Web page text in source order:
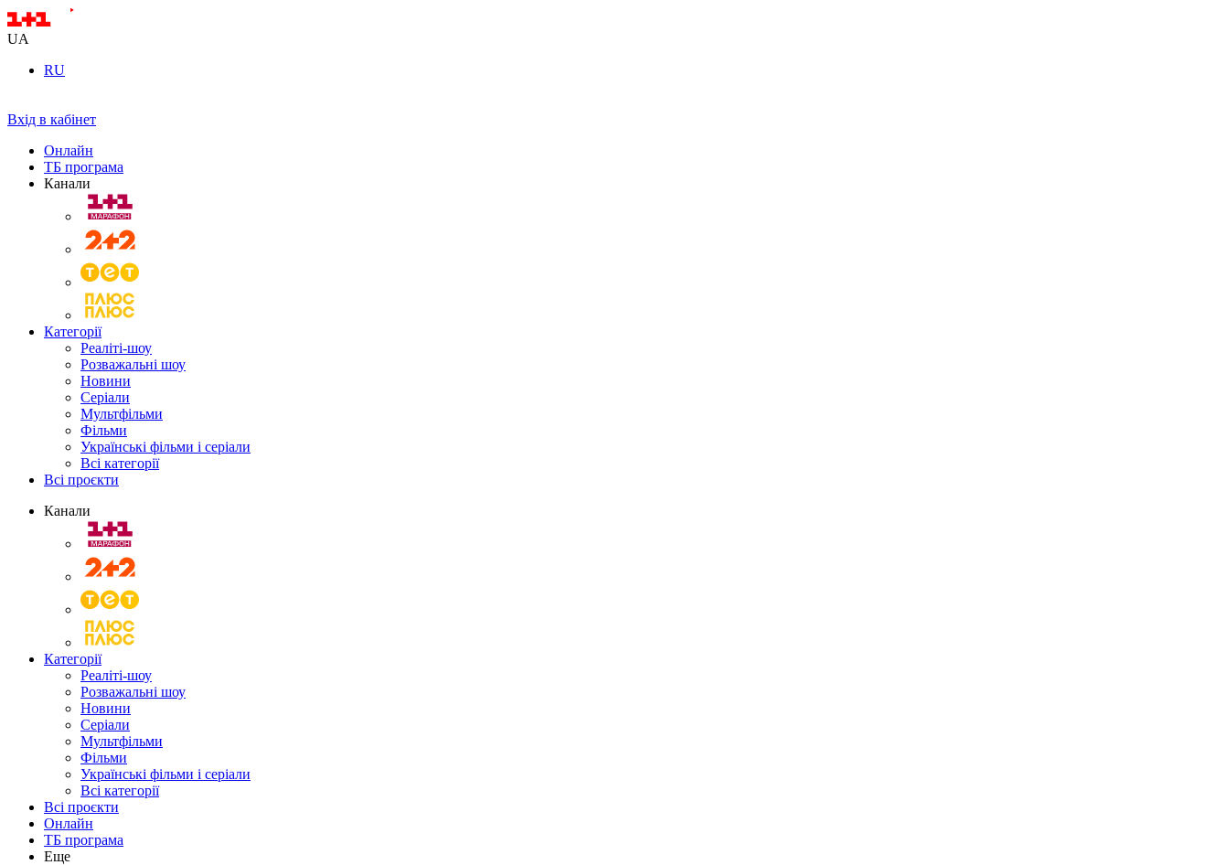
UA
RU
Вхід в кабінет
Онлайн
ТБ програма
Канали
Категорії
Реаліті-шоу
Розважальні шоу
Новини
Серіали
Мультфільми
Фільми
Українські фільми і серіали
Всі категорії
Всі проєкти
Канали
Категорії
Реаліті-шоу
Розважальні шоу
Новини
Серіали
Мультфільми
Фільми
Українські фільми і серіали
Всі категорії
Всі проєкти
Онлайн
ТБ програма
Еще